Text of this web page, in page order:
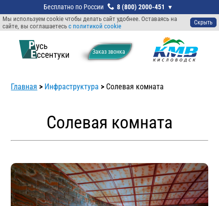
Мы используем cookie чтобы делать сайт удобнее. Оставаясь на
сайте, вы соглашаетесь с политикой cookie Скрыть
Заказ звонкa
8 (800) 2000-451
Главная > Инфраструктура > Солевая комната
Солевая комната